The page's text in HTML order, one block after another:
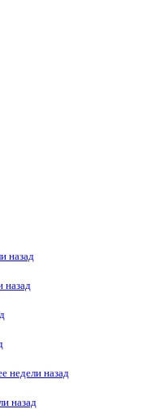
назад
назад
недели назад
назад